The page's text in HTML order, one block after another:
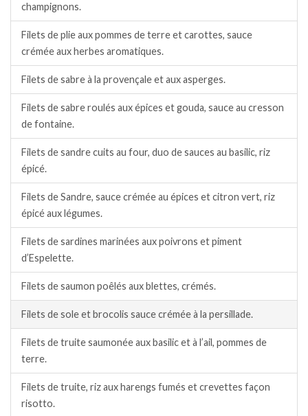
champignons.
Filets de plie aux pommes de terre et carottes, sauce
crémée aux herbes aromatiques.
Filets de sabre à la provençale et aux asperges.
Filets de sabre roulés aux épices et gouda, sauce au cresson
de fontaine.
Filets de sandre cuits au four, duo de sauces au basilic, riz
épicé.
Filets de Sandre, sauce crémée au épices et citron vert, riz
épicé aux légumes.
Filets de sardines marinées aux poivrons et piment
d’Espelette.
Filets de saumon poêlés aux blettes, crémés.
Filets de sole et brocolis sauce crémée à la persillade.
Filets de truite saumonée aux basilic et à l’ail, pommes de
terre.
Filets de truite, riz aux harengs fumés et crevettes façon
risotto.